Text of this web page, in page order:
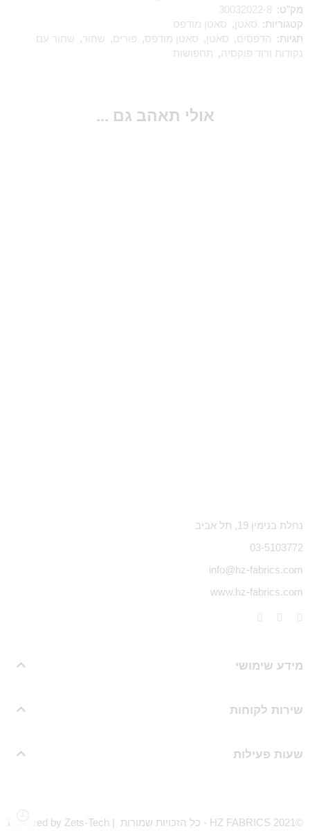
מק"ט:
30032022-8
קטגוריות: סאטן , סאטן מודפס
תגיות:
הדפסים, סאטן , סאטן מודפס, פורים, שחור, שחור עם
נקודות ורוד פוקסיה, תחפושות
אולי תאהב גם ...
נחלת בנימין 19, תל אביב
03-5103772
info@hz-fabrics.com
www.hz-fabrics.com
מידע שימושי
שירות לקוחות
שעות פעילות
©HZ FABRICS 2021 - כל הזכויות שמורות | Powered by Zets-Tech